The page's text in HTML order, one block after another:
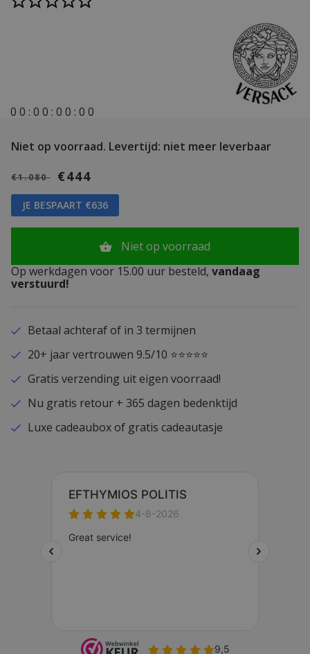
0 0 : 0 0 : 0 0 : 0 0
Niet op voorraad. Levertijd: niet meer leverbaar
€1.080 €444
JE BESPAART €636
Niet op voorraad
Op werkdagen voor 15.00 uur besteld, vandaag
verstuurd!
Betaal achteraf of in 3 termijnen
20+ jaar vertrouwen 9.5/10 ⭐⭐⭐⭐⭐
Gratis verzending uit eigen voorraad!
Nu gratis retour + 365 dagen bedenktijd
Luxe cadeaubox of gratis cadeautasje